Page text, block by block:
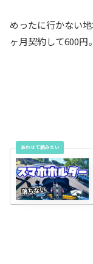
めったに行かない
ヶ月契約して600円。